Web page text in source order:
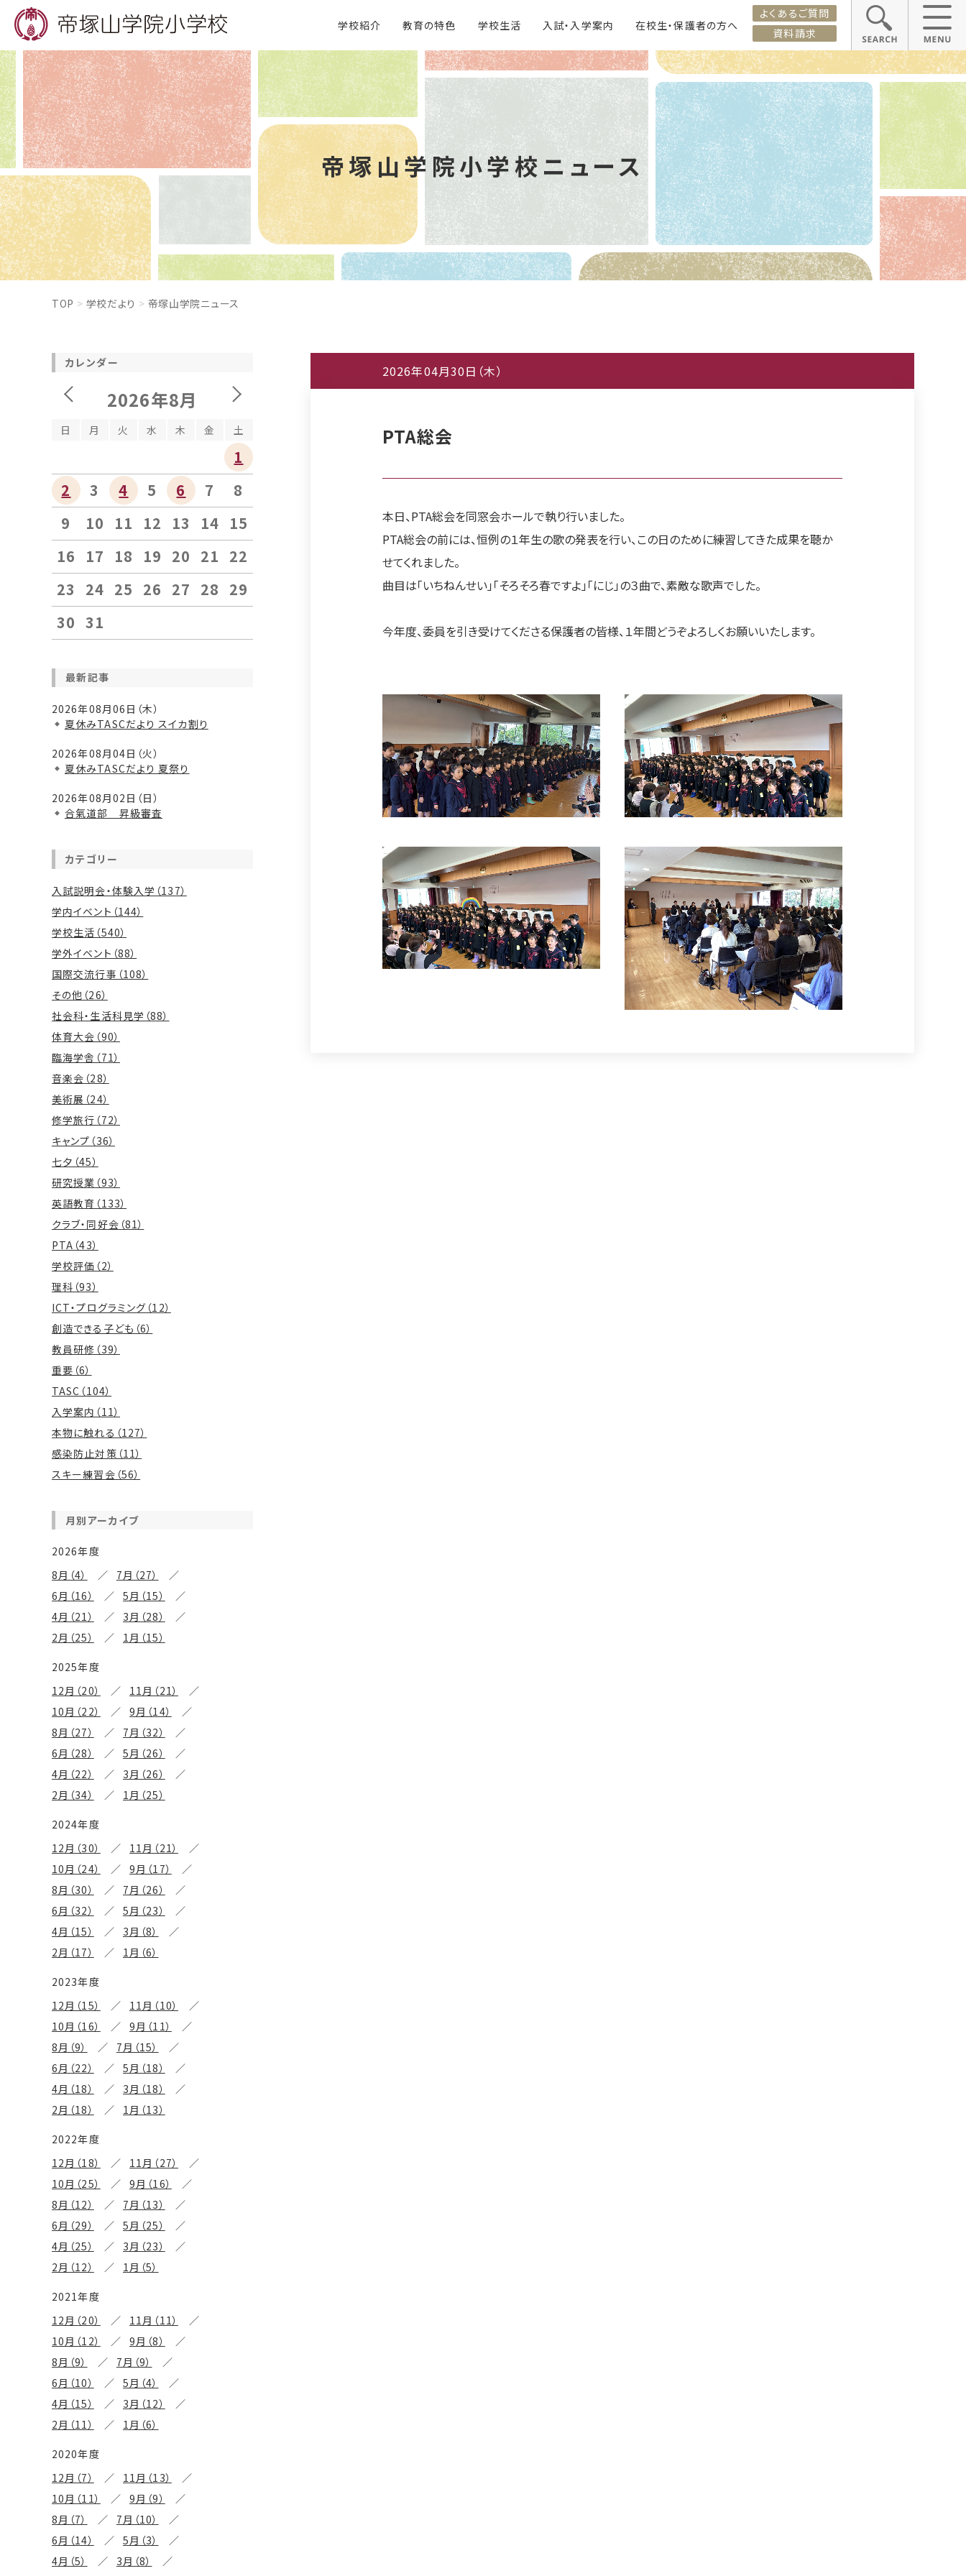
学校紹介 教育の特色 学校生活 入試・入学案内 在校生・保護者の方へ
よくあるご質問
資料請求
帝塚山学院小学校ニュース
TOP 学校だより 帝塚山学院ニュース
2026年04月30日（木）
PTA総会
本日、PTA総会を同窓会ホールで執り行いました。
PTA総会の前には、恒例の１年生の歌の発表を行い、この日のために練習してきた成果を聴か
せてくれました。
曲目は「いちねんせい」「そろそろ春ですよ」「にじ」の３曲で、素敵な歌声でした。
今年度、委員を引き受けてくださる保護者の皆様、１年間どうぞよろしくお願いいたします。
カレンダー
2026年8月
日 月 火 水 木 金 土
1
2
3 4 5 6 7
8
9
10 11 12 13 14 15
16
17 18 19 20 21 22
23
24 25 26 27 28 29
30 31
最新記事
2026年08月06日（木）
夏休みTASCだより スイカ割り
2026年08月04日（火）
夏休みTASCだより 夏祭り
2026年08月02日（日）
合氣道部 昇級審査
カテゴリー
入試説明会・体験入学（137）
学内イベント（144）
学校生活（540）
学外イベント（88）
国際交流行事（108）
その他（26）
社会科・生活科見学（88）
体育大会（90）
臨海学舎（71）
音楽会（28）
美術展（24）
修学旅行（72）
キャンプ（36）
七夕（45）
研究授業（93）
英語教育（133）
クラブ・同好会（81）
PTA（43）
学校評価（2）
理科（93）
ICT・プログラミング（12）
創造できる子ども（6）
教員研修（39）
重要（6）
TASC（104）
入学案内（11）
本物に触れる（127）
感染防止対策（11）
スキー練習会（56）
月別アーカイブ
2026年度
8月（4）
7月（27）
6月（16）
5月（15）
4月（21）
3月（28）
2月（25）
1月（15）
2025年度
12月（20）
11月（21）
10月（22）
9月（14）
8月（27）
7月（32）
6月（28）
5月（26）
4月（22）
3月（26）
2月（34）
1月（25）
2024年度
12月（30）
11月（21）
10月（24）
9月（17）
8月（30）
7月（26）
6月（32）
5月（23）
4月（15）
3月（8）
2月（17）
1月（6）
2023年度
12月（15）
11月（10）
10月（16）
9月（11）
8月（9）
7月（15）
6月（22）
5月（18）
4月（18）
3月（18）
2月（18）
1月（13）
2022年度
12月（18）
11月（27）
10月（25）
9月（16）
8月（12）
7月（13）
6月（29）
5月（25）
4月（25）
3月（23）
2月（12）
1月（5）
2021年度
12月（20）
11月（11）
10月（12）
9月（8）
8月（9）
7月（9）
6月（10）
5月（4）
4月（15）
3月（12）
2月（11）
1月（6）
2020年度
12月（7）
11月（13）
10月（11）
9月（9）
8月（7）
7月（10）
6月（14）
5月（3）
4月（5）
3月（8）